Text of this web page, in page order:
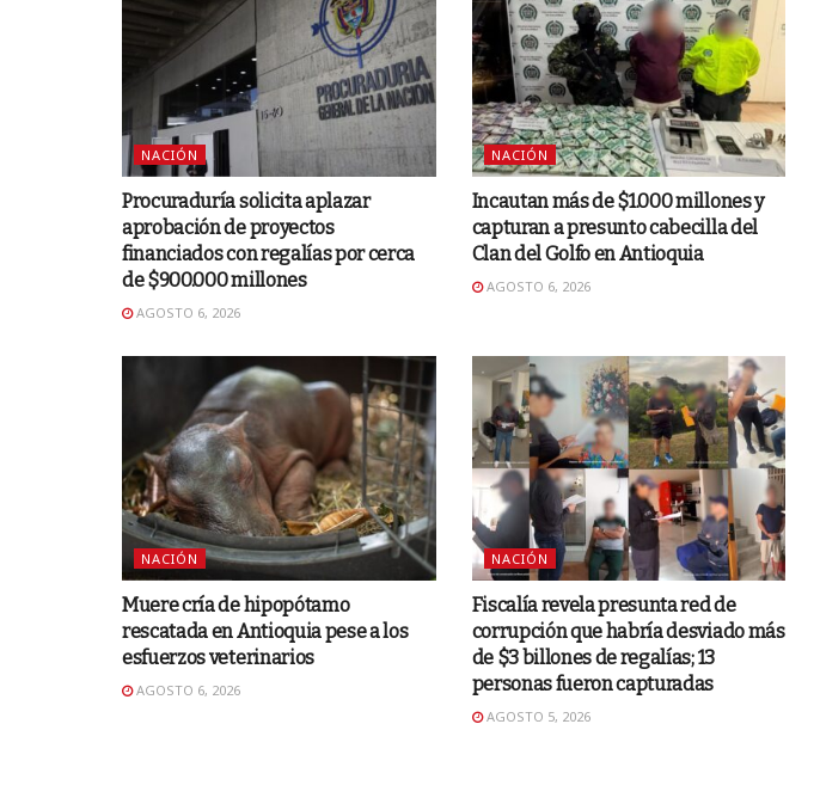
NACIÓN
Procuraduría solicita aplazar
aprobación de proyectos
financiados con regalías por cerca
de $900.000 millones
AGOSTO 6, 2026
NACIÓN
Incautan más de $1.000 millones y
capturan a presunto cabecilla del
Clan del Golfo en Antioquia
AGOSTO 6, 2026
NACIÓN
Muere cría de hipopótamo
rescatada en Antioquia pese a los
esfuerzos veterinarios
AGOSTO 6, 2026
NACIÓN
Fiscalía revela presunta red de
corrupción que habría desviado más
de $3 billones de regalías; 13
personas fueron capturadas
AGOSTO 5, 2026